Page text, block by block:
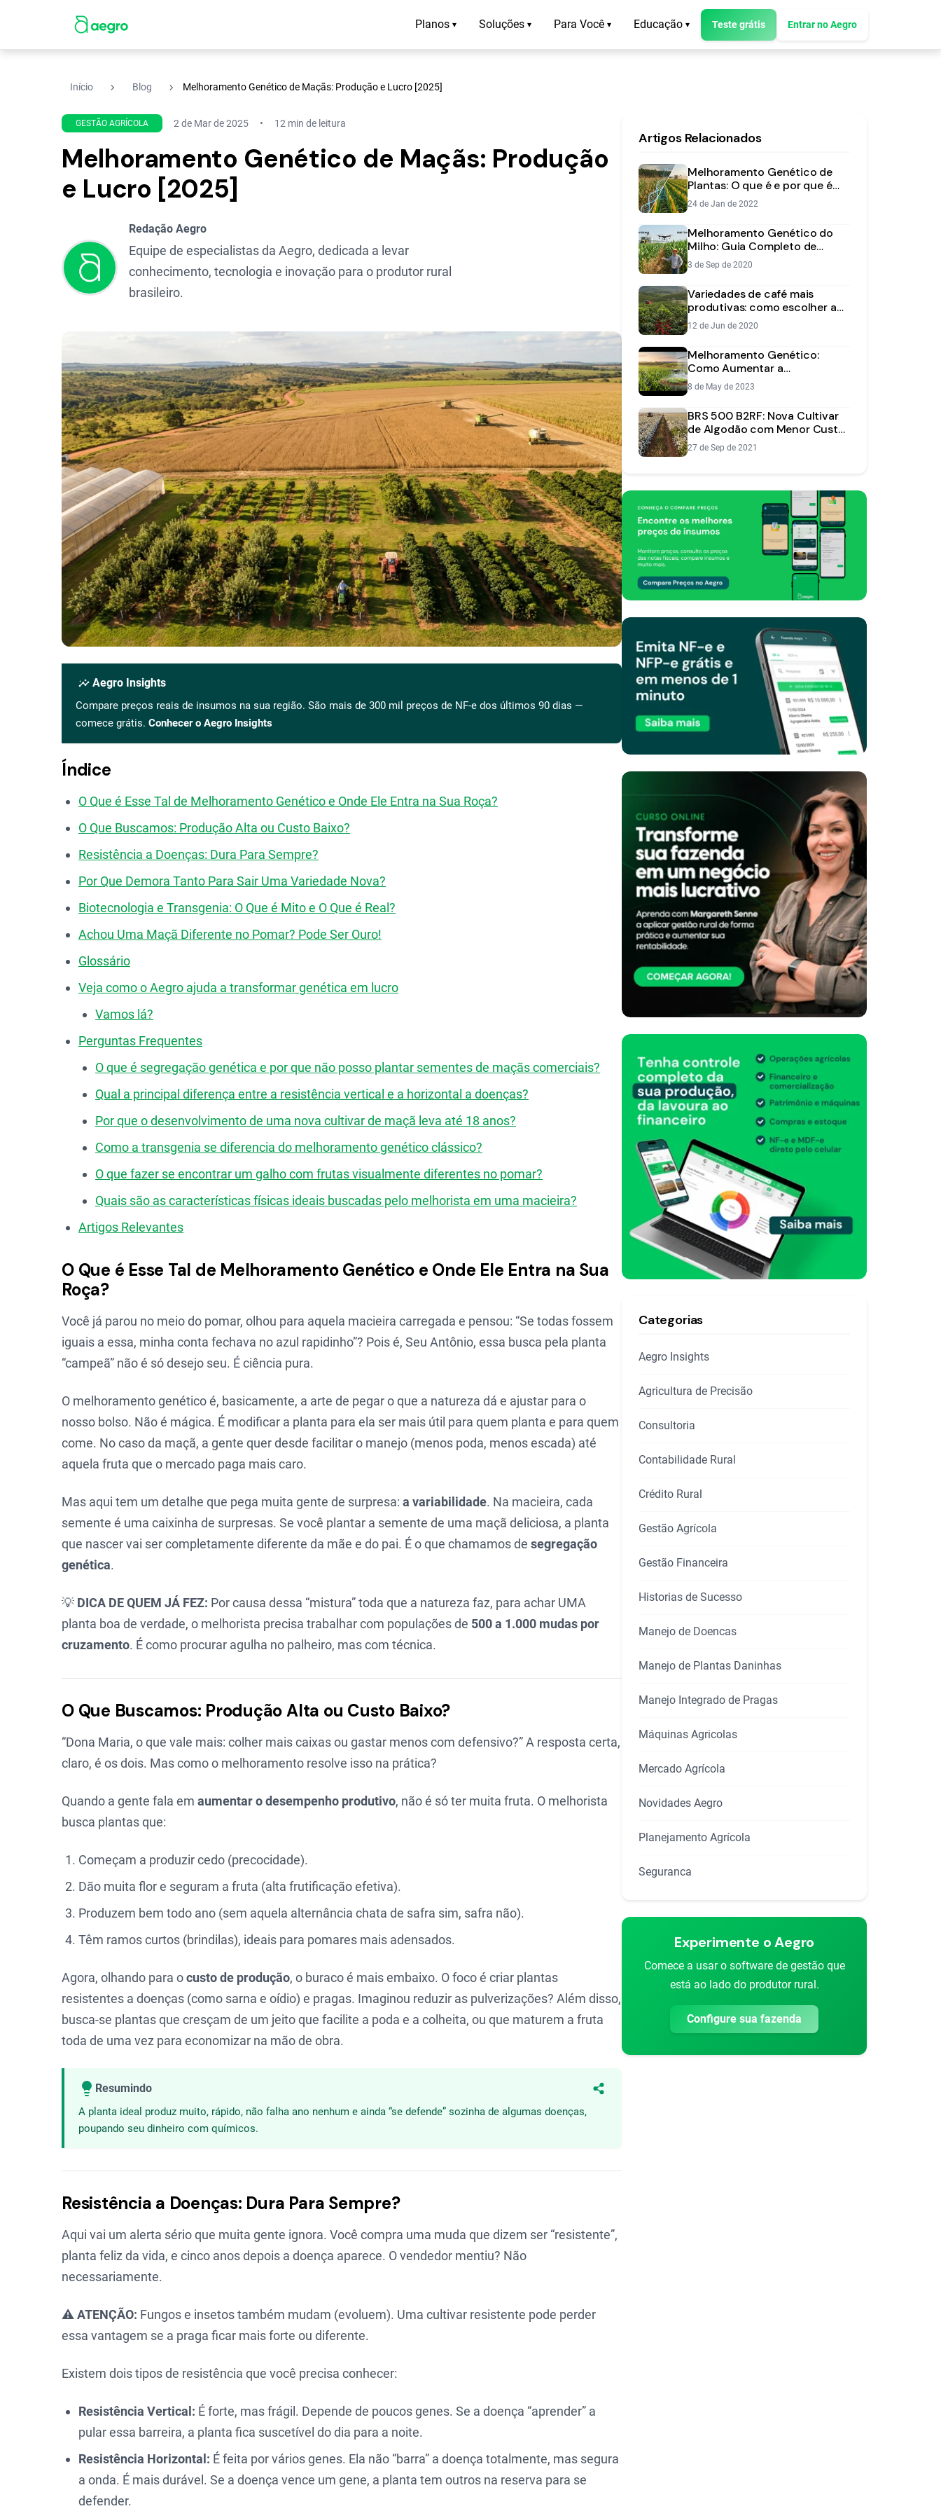
Planos ▾ Soluções ▾ Para Você ▾ Educação ▾ Teste grátis Entrar no Aegro
Início navigate_next Blog navigate_next Melhoramento Genético de Maçãs: Produção e Lucro [2025]
GESTÃO AGRÍCOLA 2 de Mar de 2025 12 min de leitura
Melhoramento Genético de Maçãs: Produção
e Lucro [2025]
Redação Aegro
Equipe de especialistas da Aegro, dedicada a levar
conhecimento, tecnologia e inovação para o produtor rural
brasileiro.
insights Aegro Insights
Compare preços reais de insumos na sua região. São mais de 300 mil preços de NF-e dos últimos 90 dias —
comece grátis. Conhecer o Aegro Insights
Índice
O Que é Esse Tal de Melhoramento Genético e Onde Ele Entra na Sua Roça?
O Que Buscamos: Produção Alta ou Custo Baixo?
Resistência a Doenças: Dura Para Sempre?
Por Que Demora Tanto Para Sair Uma Variedade Nova?
Biotecnologia e Transgenia: O Que é Mito e O Que é Real?
Achou Uma Maçã Diferente no Pomar? Pode Ser Ouro!
Glossário
Veja como o Aegro ajuda a transformar genética em lucro
Vamos lá?
Perguntas Frequentes
O que é segregação genética e por que não posso plantar sementes de maçãs comerciais?
Qual a principal diferença entre a resistência vertical e a horizontal a doenças?
Por que o desenvolvimento de uma nova cultivar de maçã leva até 18 anos?
Como a transgenia se diferencia do melhoramento genético clássico?
O que fazer se encontrar um galho com frutas visualmente diferentes no pomar?
Quais são as características físicas ideais buscadas pelo melhorista em uma macieira?
Artigos Relevantes
O Que é Esse Tal de Melhoramento Genético e Onde Ele Entra na Sua
Roça?
Você já parou no meio do pomar, olhou para aquela macieira carregada e pensou: “Se todas fossem
iguais a essa, minha conta fechava no azul rapidinho”? Pois é, Seu Antônio, essa busca pela planta
“campeã” não é só desejo seu. É ciência pura.
O melhoramento genético é, basicamente, a arte de pegar o que a natureza dá e ajustar para o
nosso bolso. Não é mágica. É modificar a planta para ela ser mais útil para quem planta e para quem
come. No caso da maçã, a gente quer desde facilitar o manejo (menos poda, menos escada) até
aquela fruta que o mercado paga mais caro.
Mas aqui tem um detalhe que pega muita gente de surpresa: a variabilidade. Na macieira, cada
semente é uma caixinha de surpresas. Se você plantar a semente de uma maçã deliciosa, a planta
que nascer vai ser completamente diferente da mãe e do pai. É o que chamamos de segregação
genética.
💡 DICA DE QUEM JÁ FEZ: Por causa dessa “mistura” toda que a natureza faz, para achar UMA
planta boa de verdade, o melhorista precisa trabalhar com populações de 500 a 1.000 mudas por
cruzamento. É como procurar agulha no palheiro, mas com técnica.
O Que Buscamos: Produção Alta ou Custo Baixo?
“Dona Maria, o que vale mais: colher mais caixas ou gastar menos com defensivo?” A resposta certa,
claro, é os dois. Mas como o melhoramento resolve isso na prática?
Quando a gente fala em aumentar o desempenho produtivo, não é só ter muita fruta. O melhorista
busca plantas que:
Começam a produzir cedo (precocidade).
Dão muita flor e seguram a fruta (alta frutificação efetiva).
Produzem bem todo ano (sem aquela alternância chata de safra sim, safra não).
Têm ramos curtos (brindilas), ideais para pomares mais adensados.
Agora, olhando para ocusto de produção, o buraco é mais embaixo. O foco é criar plantas
resistentes a doenças (como sarna e oídio) e pragas. Imaginou reduzir as pulverizações? Além disso,
busca-se plantas que cresçam de um jeito que facilite a poda e a colheita, ou que maturem a fruta
toda de uma vez para economizar na mão de obra.
Resumindo
Compartilhar
A planta ideal produz muito, rápido, não falha ano nenhum e ainda “se defende” sozinha de algumas doenças,
poupando seu dinheiro com químicos.
Resistência a Doenças: Dura Para Sempre?
Aqui vai um alerta sério que muita gente ignora. Você compra uma muda que dizem ser “resistente”,
planta feliz da vida, e cinco anos depois a doença aparece. O vendedor mentiu? Não
necessariamente.
⚠️ ATENÇÃO: Fungos e insetos também mudam (evoluem). Uma cultivar resistente pode perder
essa vantagem se a praga ficar mais forte ou diferente.
Existem dois tipos de resistência que você precisa conhecer:
Resistência Vertical: É forte, mas frágil. Depende de poucos genes. Se a doença “aprender” a
pular essa barreira, a planta fica suscetível do dia para a noite.
Resistência Horizontal: É feita por vários genes. Ela não “barra” a doença totalmente, mas segura
a onda. É mais durável. Se a doença vence um gene, a planta tem outros na reserva para se
defender.
Artigos Relacionados
Melhoramento Genético de
Plantas: O que é e por que é
crucial para sua lavoura
24 de Jan de 2022
Melhoramento Genético do
Milho: Guia Completo de
Híbridos e Transgênicos
3 de Sep de 2020
Variedades de café mais
produtivas: como escolher a
ideal para sua fazenda?
12 de Jun de 2020
Melhoramento Genético:
Como Aumentar a
Produtividade da Lavoura
8 de May de 2023
BRS 500 B2RF: Nova Cultivar
de Algodão com Menor Custo
e Maior Produtividade
27 de Sep de 2021
Categorias
Aegro Insights
Agricultura de Precisão
Consultoria
Contabilidade Rural
Crédito Rural
Gestão Agrícola
Gestão Financeira
Historias de Sucesso
Manejo de Doencas
Manejo de Plantas Daninhas
Manejo Integrado de Pragas
Máquinas Agricolas
Mercado Agrícola
Novidades Aegro
Planejamento Agrícola
Seguranca
Experimente o Aegro
Comece a usar o software de gestão que
está ao lado do produtor rural.
Configure sua fazenda